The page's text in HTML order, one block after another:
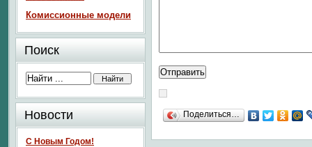
Поделиться…
Комиссионные модели
Поиск
Новости
С Новым Годом!